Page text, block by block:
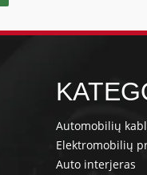
Automobilių
Elektromobilių
Auto interjeras